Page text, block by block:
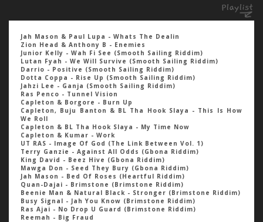
Jah Mason & Paul Lupa - Whats The Dealin
Zion Head & Anthony B - Enemies
Junior Kelly - Wah Fi See (Smooth Sailing Riddim)
Lutan Fyah - We Will Survive (Smooth Sailing Riddim)
Darrio - Positive (Smooth Sailing Riddim)
Dotta Coppa - Rise Up (Smooth Sailing Riddim)
Jahzi Lee - Ganja (Smooth Sailing Riddim)
Ras Penco - Tunnel Vision
Capleton & Borgore - Burn Up
Capleton, Buju Banton & BL Tha Hook Slaya - This Is How
We Roll
Capleton & BL Tha Hook Slaya - My Time Now
Capleton & Kumar - Work
UT RAS - Image Of God (The Link Between Vol. 1)
Terry Ganzie - Against All Odds (Gbona Riddim)
King David - Beez Hive (Gbona Riddim)
Mawga Don - Seed They Bury (Gbona Riddim)
Jah Mason - Bed Of Roses (Heartful Riddim)
Quan-Dajai - Brimstone (Brimstone Riddim)
Beenie Man & Natural Black - Stronger (Brimstone Riddim)
Busy Signal - Jah You Know (Brimstone Riddim)
Ras Ajai - No Drop U Guard (Brimstone Riddim)
Reemah - Big Fraud